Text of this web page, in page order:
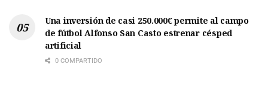
Una inversión de casi 250.000€ permite al campo
de fútbol Alfonso San Casto estrenar césped
artificial
0 COMPARTIDO